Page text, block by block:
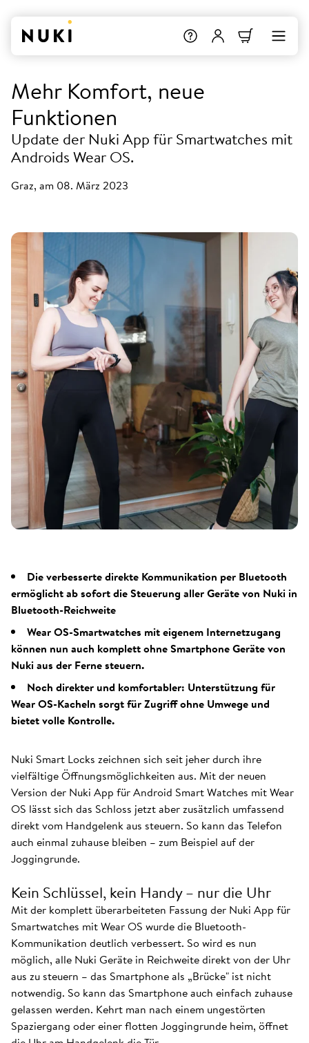
Mehr Komfort, neue
Funktionen
Update der Nuki App für Smartwatches mit
Androids Wear OS.
Graz, am 08. März 2023
Die verbesserte direkte Kommunikation per Bluetooth
ermöglicht ab sofort die Steuerung aller Geräte von Nuki in
Bluetooth-Reichweite
Wear OS-Smartwatches mit eigenem Internetzugang
können nun auch komplett ohne Smartphone Geräte von
Nuki aus der Ferne steuern.
Noch direkter und komfortabler: Unterstützung für
Wear OS-Kacheln sorgt für Zugriff ohne Umwege und
bietet volle Kontrolle.
Nuki Smart Locks zeichnen sich seit jeher durch ihre
vielfältige Öffnungsmöglichkeiten aus. Mit der neuen
Version der Nuki App für Android Smart Watches mit Wear
OS lässt sich das Schloss jetzt aber zusätzlich umfassend
direkt vom Handgelenk aus steuern. So kann das Telefon
auch einmal zuhause bleiben – zum Beispiel auf der
Joggingrunde.
Kein Schlüssel, kein Handy – nur die Uhr
Mit der komplett überarbeiteten Fassung der Nuki App für
Smartwatches mit Wear OS wurde die Bluetooth-
Kommunikation deutlich verbessert. So wird es nun
möglich, alle Nuki Geräte in Reichweite direkt von der Uhr
aus zu steuern – das Smartphone als „Brücke" ist nicht
notwendig. So kann das Smartphone auch einfach zuhause
gelassen werden. Kehrt man nach einem ungestörten
Spaziergang oder einer flotten Joggingrunde heim, öffnet